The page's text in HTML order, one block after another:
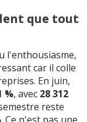
que tout
l'enthousiasme,
car il colle
En juin,
%, avec 28 312
reste